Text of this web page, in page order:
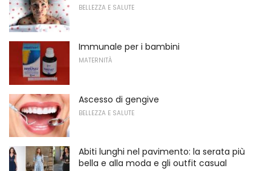
BELLEZZA E SALUTE
Immunale per i bambini
MATERNITÀ
Ascesso di gengive
BELLEZZA E SALUTE
Abiti lunghi nel pavimento: la serata più
bella e alla moda e gli outfit casual